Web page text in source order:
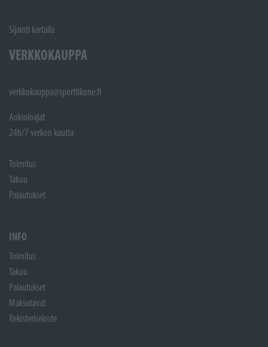
Sijainti kartalla
VERKKOKAUPPA
verkkokauppa@sporttikone.fi
Aukioloajat
24h/7 verkon kautta
Toimitus
Takuu
Palautukset
INFO
Toimitus
Takuu
Palautukset
Maksutavat
Rekisteriseloste